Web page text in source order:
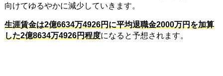
向けてゆるやかに減少していきます。
生涯賃金は2億6634万4926円に平均退職金2000万円を加算
した2億8634万4926円程度になると予想されます。